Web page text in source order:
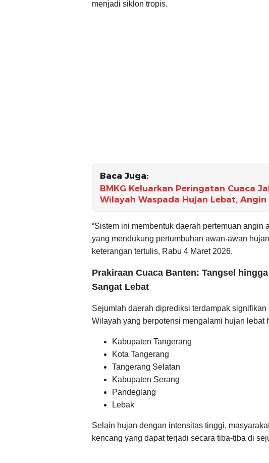
menjadi siklon tropis.
Baca Juga:
BMKG Keluarkan Peringatan Cuaca
Wilayah Waspada Hujan Lebat,
“Sistem ini membentuk daerah pertemuan
yang mendukung pertumbuhan awan-awan
keterangan tertulis, Rabu 4 Maret 2026.
Prakiraan Cuaca Banten: Tangsel
Sangat Lebat
Sejumlah daerah diprediksi terdampak
Wilayah yang berpotensi mengalami hujan lebat
Kabupaten Tangerang
Kota Tangerang
Tangerang Selatan
Kabupaten Serang
Pandeglang
Lebak
Selain hujan dengan intensitas tinggi,
kencang yang dapat terjadi secara tiba-tiba di